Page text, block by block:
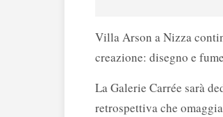
Villa Arson a Nizza
creazione: disegno e
La Galerie Carrée sarà
retrospettiva che